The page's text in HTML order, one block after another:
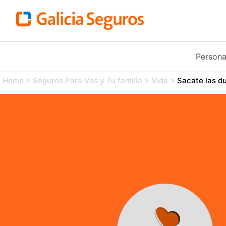
Home > Seguros Para Vos y Tu familia > Vida > Sacate las